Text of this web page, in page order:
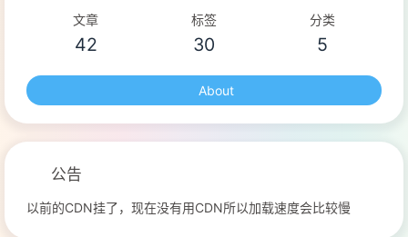
使用git clone克隆远程资源到本地作为工作目录 对工作目录下的
文件增删改 如果远程修改了则需要同步远程内容，使用git pull就
文章
42
标签
30
分类
5
About
公告
以前的CDN挂了，现在没有用CDN所以加载速度会比较慢